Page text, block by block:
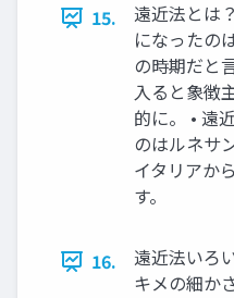
15.
遠近法とは
になったの
の時期だと
入ると象徴
的に。 • 遠
のはルネサ
イタリアか
す。
16.
遠近法いろ
キメの細か